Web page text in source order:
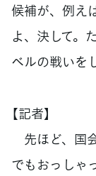
候補が、例え
よ、決して。
ベルの戦いを
【記者】
先ほど、国
でもおっしゃ